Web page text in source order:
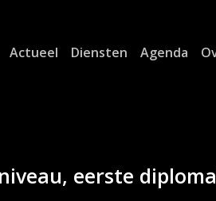
Actueel Diensten Agenda
eerste